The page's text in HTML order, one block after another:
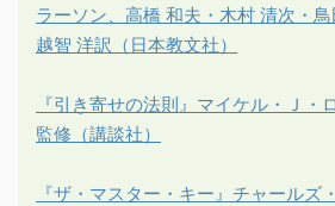
ラーソン、高橋 和夫・木村 清次・鳥
越智 洋訳（日本教文社）
『引き寄せの法則』マイケル・Ｊ・
監修（講談社）
『ザ・マスター・キー』チャールズ